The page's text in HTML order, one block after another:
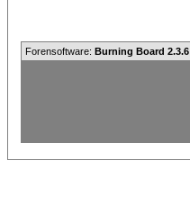
Forensoftware: Burning Board 2.3.6